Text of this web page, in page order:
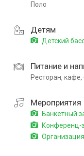
Поло
Детям
Детский
Питание и
Ресторан, кафе,
Мероприятия
Банкетный
Конференц-